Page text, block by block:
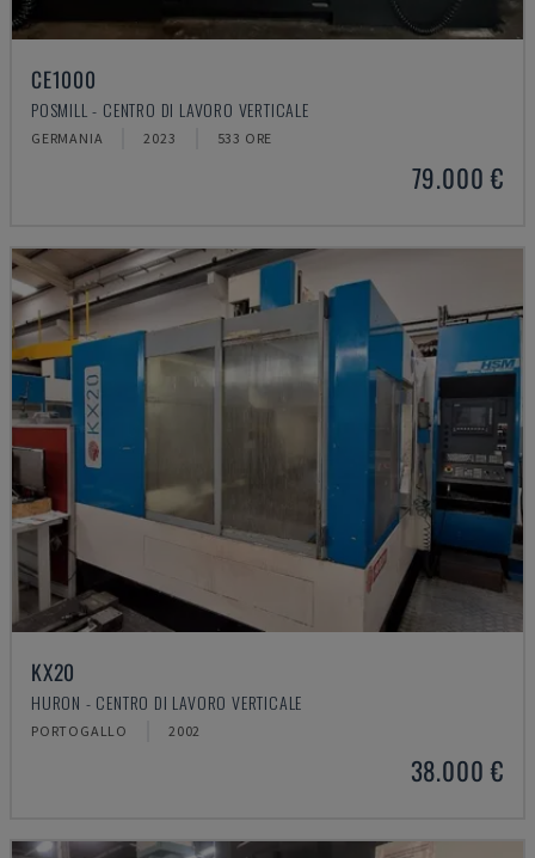
CE1000
POSMILL - CENTRO DI LAVORO VERTICALE
GERMANIA 2023 533 ORE
79.000 €
KX20
HURON - CENTRO DI LAVORO VERTICALE
PORTOGALLO 2002
38.000 €